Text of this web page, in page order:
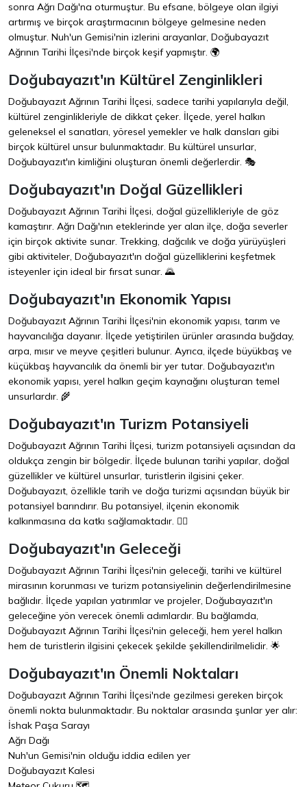
sonra Ağrı Dağı'na oturmuştur. Bu efsane, bölgeye olan ilgiyi
artırmış ve birçok araştırmacının bölgeye gelmesine neden
olmuştur. Nuh'un Gemisi'nin izlerini arayanlar, Doğubayazıt
Ağrının Tarihi İlçesi'nde birçok keşif yapmıştır. 🌍
Doğubayazıt'ın Kültürel Zenginlikleri
Doğubayazıt Ağrının Tarihi İlçesi, sadece tarihi yapılarıyla değil,
kültürel zenginlikleriyle de dikkat çeker. İlçede, yerel halkın
geleneksel el sanatları, yöresel yemekler ve halk dansları gibi
birçok kültürel unsur bulunmaktadır. Bu kültürel unsurlar,
Doğubayazıt'ın kimliğini oluşturan önemli değerlerdir. 🎭
Doğubayazıt'ın Doğal Güzellikleri
Doğubayazıt Ağrının Tarihi İlçesi, doğal güzellikleriyle de göz
kamaştırır. Ağrı Dağı'nın eteklerinde yer alan ilçe, doğa severler
için birçok aktivite sunar. Trekking, dağcılık ve doğa yürüyüşleri
gibi aktiviteler, Doğubayazıt'ın doğal güzelliklerini keşfetmek
isteyenler için ideal bir fırsat sunar. 🌄
Doğubayazıt'ın Ekonomik Yapısı
Doğubayazıt Ağrının Tarihi İlçesi'nin ekonomik yapısı, tarım ve
hayvancılığa dayanır. İlçede yetiştirilen ürünler arasında buğday,
arpa, mısır ve meyve çeşitleri bulunur. Ayrıca, ilçede büyükbaş ve
küçükbaş hayvancılık da önemli bir yer tutar. Doğubayazıt'ın
ekonomik yapısı, yerel halkın geçim kaynağını oluşturan temel
unsurlardır. 🌾
Doğubayazıt'ın Turizm Potansiyeli
Doğubayazıt Ağrının Tarihi İlçesi, turizm potansiyeli açısından da
oldukça zengin bir bölgedir. İlçede bulunan tarihi yapılar, doğal
güzellikler ve kültürel unsurlar, turistlerin ilgisini çeker.
Doğubayazıt, özellikle tarih ve doğa turizmi açısından büyük bir
potansiyel barındırır. Bu potansiyel, ilçenin ekonomik
kalkınmasına da katkı sağlamaktadır. 🚶‍♂️
Doğubayazıt'ın Geleceği
Doğubayazıt Ağrının Tarihi İlçesi'nin geleceği, tarihi ve kültürel
mirasının korunması ve turizm potansiyelinin değerlendirilmesine
bağlıdır. İlçede yapılan yatırımlar ve projeler, Doğubayazıt'ın
geleceğine yön verecek önemli adımlardır. Bu bağlamda,
Doğubayazıt Ağrının Tarihi İlçesi'nin geleceği, hem yerel halkın
hem de turistlerin ilgisini çekecek şekilde şekillendirilmelidir. 🌟
Doğubayazıt'ın Önemli Noktaları
Doğubayazıt Ağrının Tarihi İlçesi'nde gezilmesi gereken birçok
önemli nokta bulunmaktadır. Bu noktalar arasında şunlar yer alır:
İshak Paşa Sarayı
Ağrı Dağı
Nuh'un Gemisi'nin olduğu iddia edilen yer
Doğubayazıt Kalesi